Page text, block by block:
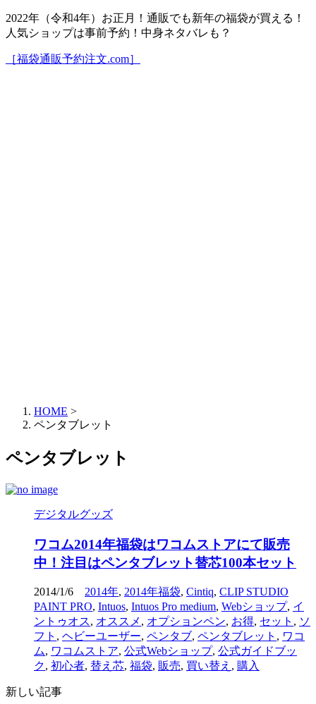
2022年（令和4年）お正月！通販でも新年の福袋が買える！
人気ショップは事前予約！中身ネタバレも？
［福袋通販予約注文.com］
HOME >
ペンタブレット
ペンタブレット
デジタルグッズ
ワコム2014年福袋はワコムストアにて販売
中！注目はペンタブレット替芯100本セット
2014/1/6 2014年, 2014年福袋, Cintiq, CLIP STUDIO
PAINT PRO, Intuos, Intuos Pro medium, Webショップ, イ
ントゥオス, オススメ , オプションペン, お得, セット , ソ
フト , ヘビーユーザー, ペンタブ, ペンタブレット , ワコ
ム, ワコムストア, 公式Webショップ, 公式ガイドブッ
ク, 初心者, 替え芯, 福袋, 販売, 買い替え , 購入
新しい記事